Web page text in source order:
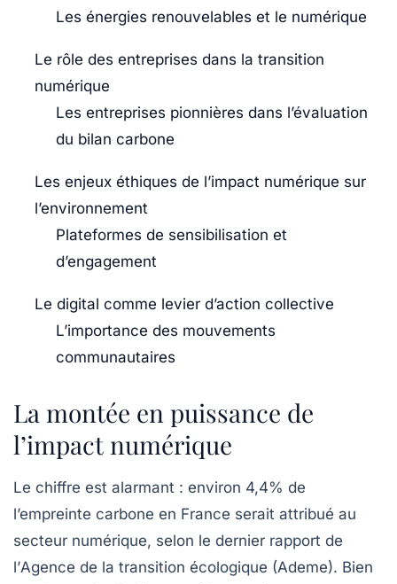
Les énergies renouvelables et le numérique
Le rôle des entreprises dans la transition
numérique
Les entreprises pionnières dans l’évaluation
du bilan carbone
Les enjeux éthiques de l’impact numérique sur
l’environnement
Plateformes de sensibilisation et
d’engagement
Le digital comme levier d’action collective
L’importance des mouvements
communautaires
La montée en puissance de
l’impact numérique
Le chiffre est alarmant : environ 4,4% de
l’empreinte carbone en France serait attribué au
secteur numérique, selon le dernier rapport de
l’Agence de la transition écologique (Ademe). Bien